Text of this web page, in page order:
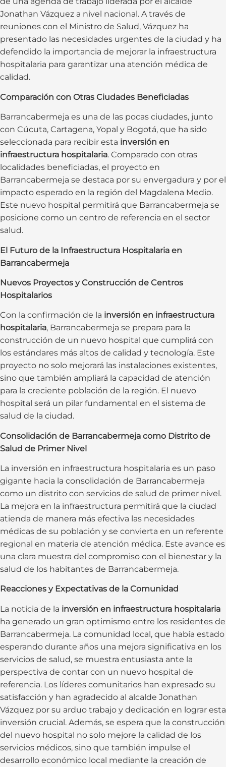
Jonathan Vázquez a nivel nacional. A través de
reuniones con el Ministro de Salud, Vázquez ha
presentado las necesidades urgentes de la ciudad y ha
defendido la importancia de mejorar la infraestructura
hospitalaria para garantizar una atención médica de
calidad.
Comparación con Otras Ciudades Beneficiadas
Barrancabermeja es una de las pocas ciudades, junto
con Cúcuta, Cartagena, Yopal y Bogotá, que ha sido
seleccionada para recibir esta inversión en
infraestructura hospitalaria. Comparado con otras
localidades beneficiadas, el proyecto en
Barrancabermeja se destaca por su envergadura y por el
impacto esperado en la región del Magdalena Medio.
Este nuevo hospital permitirá que Barrancabermeja se
posicione como un centro de referencia en el sector
salud.
El Futuro de la Infraestructura Hospitalaria en
Barrancabermeja
Nuevos Proyectos y Construcción de Centros
Hospitalarios
Con la confirmación de la inversión en infraestructura
hospitalaria, Barrancabermeja se prepara para la
construcción de un nuevo hospital que cumplirá con
los estándares más altos de calidad y tecnología. Este
proyecto no solo mejorará las instalaciones existentes,
sino que también ampliará la capacidad de atención
para la creciente población de la región. El nuevo
hospital será un pilar fundamental en el sistema de
salud de la ciudad.
Consolidación de Barrancabermeja como Distrito de
Salud de Primer Nivel
La inversión en infraestructura hospitalaria es un paso
gigante hacia la consolidación de Barrancabermeja
como un distrito con servicios de salud de primer nivel.
La mejora en la infraestructura permitirá que la ciudad
atienda de manera más efectiva las necesidades
médicas de su población y se convierta en un referente
regional en materia de atención médica. Este avance es
una clara muestra del compromiso con el bienestar y la
salud de los habitantes de Barrancabermeja.
Reacciones y Expectativas de la Comunidad
La noticia de la inversión en infraestructura hospitalaria
ha generado un gran optimismo entre los residentes de
Barrancabermeja. La comunidad local, que había estado
esperando durante años una mejora significativa en los
servicios de salud, se muestra entusiasta ante la
perspectiva de contar con un nuevo hospital de
referencia. Los líderes comunitarios han expresado su
satisfacción y han agradecido al alcalde Jonathan
Vázquez por su arduo trabajo y dedicación en lograr esta
inversión crucial. Además, se espera que la construcción
del nuevo hospital no solo mejore la calidad de los
servicios médicos, sino que también impulse el
desarrollo económico local mediante la creación de